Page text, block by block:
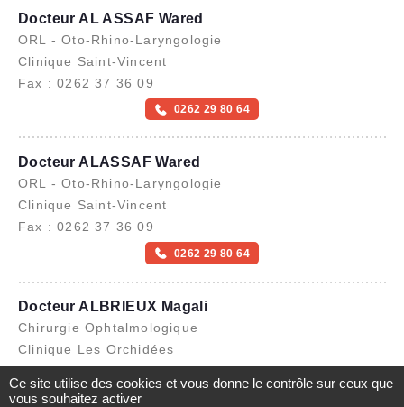
Docteur AL ASSAF Wared
ORL - Oto-Rhino-Laryngologie
Clinique Saint-Vincent
Fax : 0262 37 36 09
0262 29 80 64
Docteur ALASSAF Wared
ORL - Oto-Rhino-Laryngologie
Clinique Saint-Vincent
Fax : 0262 37 36 09
0262 29 80 64
Docteur ALBRIEUX Magali
Chirurgie Ophtalmologique
Clinique Les Orchidées
Fax : 09 76 31 82 79
Ce site utilise des cookies et vous donne le contrôle sur ceux que
vous souhaitez activer